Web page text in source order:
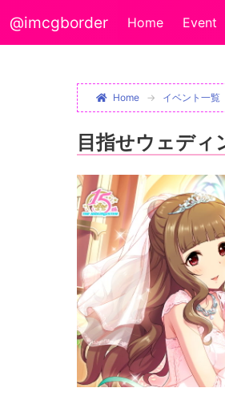
@imcgborder Home Event
Home イベント一覧
目指せウェデ